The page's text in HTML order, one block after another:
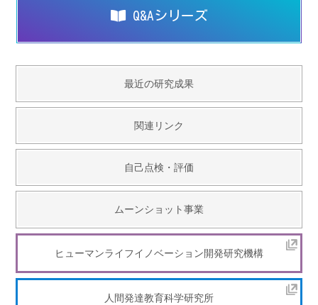
Q&Aシリーズ